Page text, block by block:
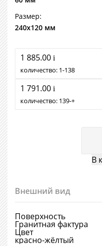
Размер:
240х120 мм
1 885.00 i
количество: 1 138
1 791.00 i
количество: 139 +
Внешний вид
Поверхность
Гранитная фактура
Цвет
красно-жёлтый